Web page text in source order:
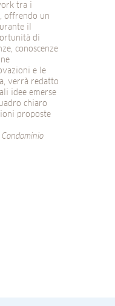
tra i
offrendo un
il
di
conoscenze
e le
verrà redatto
idee emerse
chiaro
proposte